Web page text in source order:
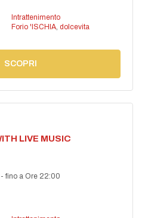
Intrattenimento
Forio 'ISCHIA, dolcevita
SCOPRI
LIVE MUSIC
-fino a Ore 22:00